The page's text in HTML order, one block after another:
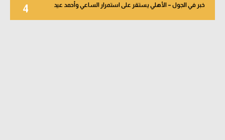
4 خبر في الجول – الأهلي يستقر على استمرار الساعي وأحمد عيد